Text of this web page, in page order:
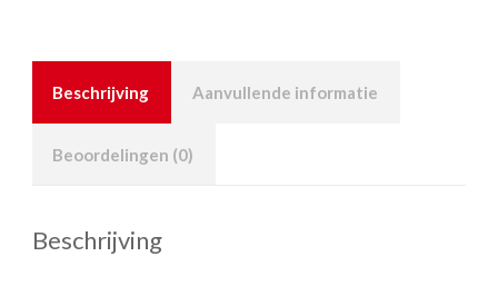
Beschrijving Aanvullende informatie
Beoordelingen (0)
Beschrijving